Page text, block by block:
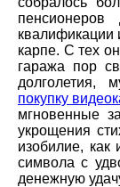
квалификации
карпе. С тех
гаража пор
долголетия,
покупку
мгновенные
укрощения
изобилие,
символа с
денежную